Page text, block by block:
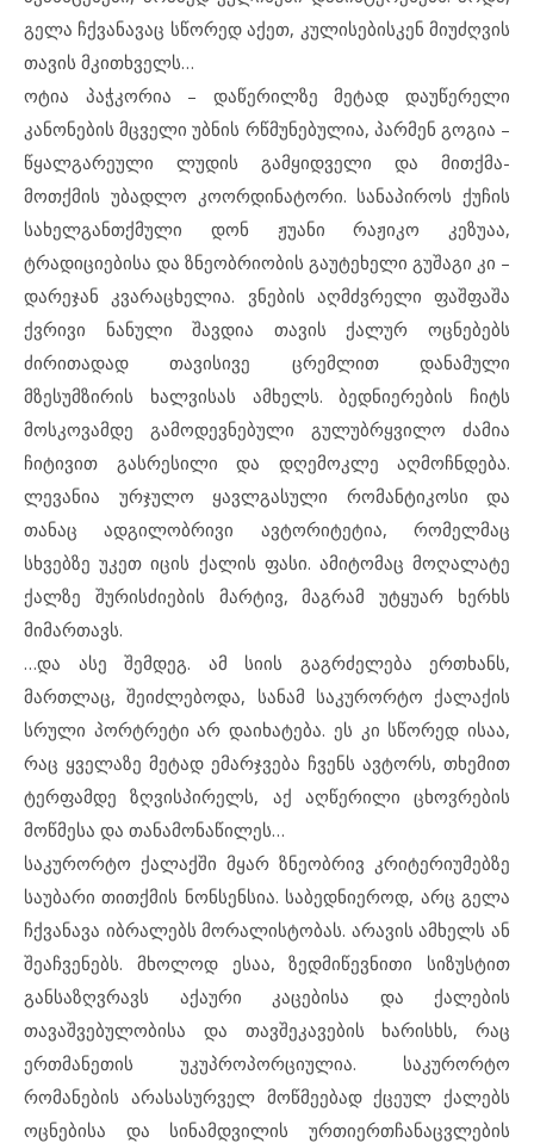
გელა ჩქვანავაც სწორედ აქეთ, კულისებისკენ მიუძღვის
თავის მკითხველს…
ოტია პაჭკორია – დაწერილზე მეტად დაუწერელი
კანონების მცველი უბნის რწმუნებულია, პარმენ გოგია –
წყალგარეული ლუდის გამყიდველი და მითქმა-
მოთქმის უბადლო კოორდინატორი. სანაპიროს ქუჩის
სახელგანთქმული დონ ჟუანი რაჟიკო კეზუაა,
ტრადიციებისა და ზნეობრიობის გაუტეხელი გუშაგი კი –
დარეჯან კვარაცხელია. ვნების აღმძვრელი ფაშფაშა
ქვრივი ნანული შავდია თავის ქალურ ოცნებებს
ძირითადად თავისივე ცრემლით დანამული
მზესუმზირის ხალვისას ამხელს. ბედნიერების ჩიტს
მოსკოვამდე გამოდევნებული გულუბრყვილო ძამია
ჩიტივით გასრესილი და დღემოკლე აღმოჩნდება.
ლევანია ურჯულო ყავლგასული რომანტიკოსი და
თანაც ადგილობრივი ავტორიტეტია, რომელმაც
სხვებზე უკეთ იცის ქალის ფასი. ამიტომაც მოღალატე
ქალზე შურისძიების მარტივ, მაგრამ უტყუარ ხერხს
მიმართავს.
…და ასე შემდეგ. ამ სიის გაგრძელება ერთხანს,
მართლაც, შეიძლებოდა, სანამ საკურორტო ქალაქის
სრული პორტრეტი არ დაიხატება. ეს კი სწორედ ისაა,
რაც ყველაზე მეტად ემარჯვება ჩვენს ავტორს, თხემით
ტერფამდე ზღვისპირელს, აქ აღწერილი ცხოვრების
მოწმესა და თანამონაწილეს…
საკურორტო ქალაქში მყარ ზნეობრივ კრიტერიუმებზე
საუბარი თითქმის ნონსენსია. საბედნიეროდ, არც გელა
ჩქვანავა იბრალებს მორალისტობას. არავის ამხელს ან
შეაჩვენებს. მხოლოდ ესაა, ზედმიწევნითი სიზუსტით
განსაზღვრავს აქაური კაცებისა და ქალების
თავაშვებულობისა და თავშეკავების ხარისხს, რაც
ერთმანეთის უკუპროპორციულია. საკურორტო
რომანების არასასურველ მოწმეებად ქცეულ ქალებს
ოცნებისა და სინამდვილის ურთიერთჩანაცვლების